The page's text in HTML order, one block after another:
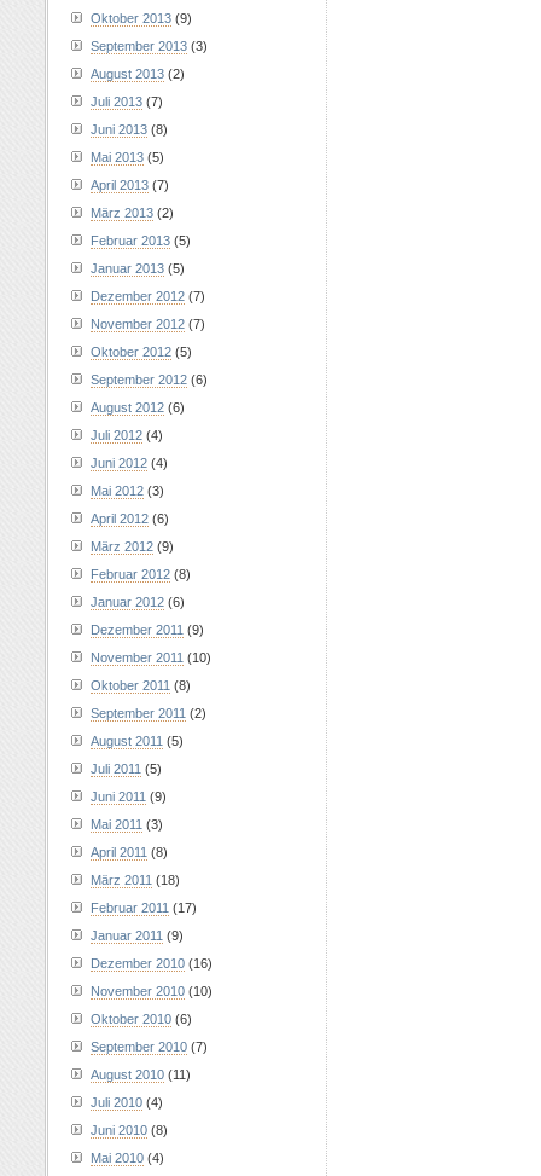
Oktober 2013 (9)
September 2013 (3)
August 2013 (2)
Juli 2013 (7)
Juni 2013 (8)
Mai 2013 (5)
April 2013 (7)
März 2013 (2)
Februar 2013 (5)
Januar 2013 (5)
Dezember 2012 (7)
November 2012 (7)
Oktober 2012 (5)
September 2012 (6)
August 2012 (6)
Juli 2012 (4)
Juni 2012 (4)
Mai 2012 (3)
April 2012 (6)
März 2012 (9)
Februar 2012 (8)
Januar 2012 (6)
Dezember 2011 (9)
November 2011 (10)
Oktober 2011 (8)
September 2011 (2)
August 2011 (5)
Juli 2011 (5)
Juni 2011 (9)
Mai 2011 (3)
April 2011 (8)
März 2011 (18)
Februar 2011 (17)
Januar 2011 (9)
Dezember 2010 (16)
November 2010 (10)
Oktober 2010 (6)
September 2010 (7)
August 2010 (11)
Juli 2010 (4)
Juni 2010 (8)
Mai 2010 (4)